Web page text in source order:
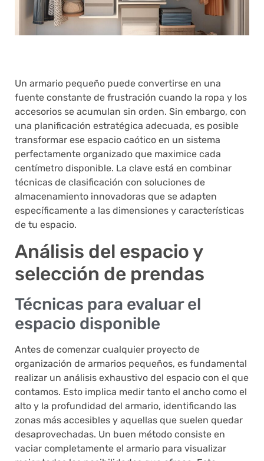
Un armario pequeño puede convertirse en una
fuente constante de frustración cuando la ropa y los
accesorios se acumulan sin orden. Sin embargo, con
una planificación estratégica adecuada, es posible
transformar ese espacio caótico en un sistema
perfectamente organizado que maximice cada
centímetro disponible. La clave está en combinar
técnicas de clasificación con soluciones de
almacenamiento innovadoras que se adapten
específicamente a las dimensiones y características
de tu espacio.
Análisis del espacio y
selección de prendas
Técnicas para evaluar el
espacio disponible
Antes de comenzar cualquier proyecto de
organización de armarios pequeños, es fundamental
realizar un análisis exhaustivo del espacio con el que
contamos. Esto implica medir tanto el ancho como el
alto y la profundidad del armario, identificando las
zonas más accesibles y aquellas que suelen quedar
desaprovechadas. Un buen método consiste en
vaciar completamente el armario para visualizar